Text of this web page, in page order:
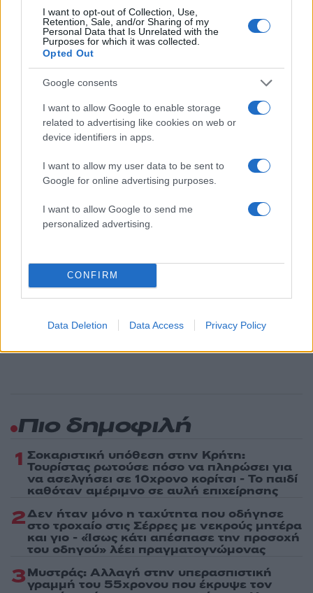
I want to opt-out of Collection, Use,
Retention, Sale, and/or Sharing of my
Personal Data that Is Unrelated with the
Purposes for which it was collected.
Opted Out
Google consents
I want to allow Google to enable storage
related to advertising like cookies on web or
device identifiers in apps.
I want to allow my user data to be sent to
Google for online advertising purposes.
I want to allow Google to send me
personalized advertising.
CONFIRM
Data Deletion Data Access Privacy Policy
Σχολίασε εδώ
Υποβολή σχολίου
Πολιτική Απορρήτου&Όροι Χρήσηςτης Google.
Κόσμος
Share:
ενημερωθείτε πρώτοι για όλη την ειδησεογραφία και τα
της ημέρας
Πιο δημοφιλή
1 Σοκαριστική υπόθεση στην Κρήτη:
Τουρίστας ρωτούσε πόσο να πληρώσει για
να ασελγήσει σε 10χρονο κορίτσι - Το παιδί
καθόταν αμέριμνο σε αυλή επιχείρησης
2Δεν ήταν μόνο η ταχύτητα που οδήγησε
στο τροχαίο στις Σέρρες με νεκρούς μητέρα
και γιο - «Ίσως κάτι απέσπασε την προσοχή
του οδηγού» λέει πραγματογνώμονας
3Μυστράς: Αλλαγή στην υπερασπιστική
γραμμή του 55χρονου που έκρυψε τον